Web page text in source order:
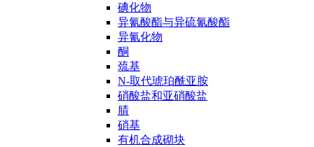
碘化物
异氰酸酯与异硫氰酸酯
异氰化物
酮
巯基
N-取代琥珀酰亚胺
硝酸盐和亚硝酸盐
腈
硝基
有机合成砌块